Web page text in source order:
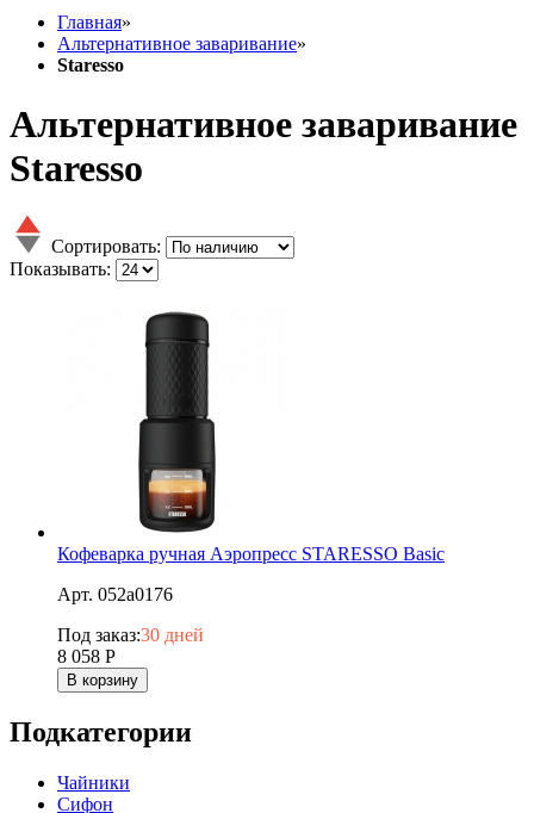
Главная»
Альтернативное заваривание»
Staresso
Альтернативное заваривание
Staresso
Сортировать:
Показывать:
Кофеварка ручная Аэропресс STARESSO Basic
Арт. 052a0176
Под заказ:30 дней
8 058 Р
В корзину
Подкатегории
Чайники
Сифон